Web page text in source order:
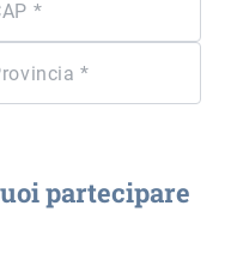
partecipare